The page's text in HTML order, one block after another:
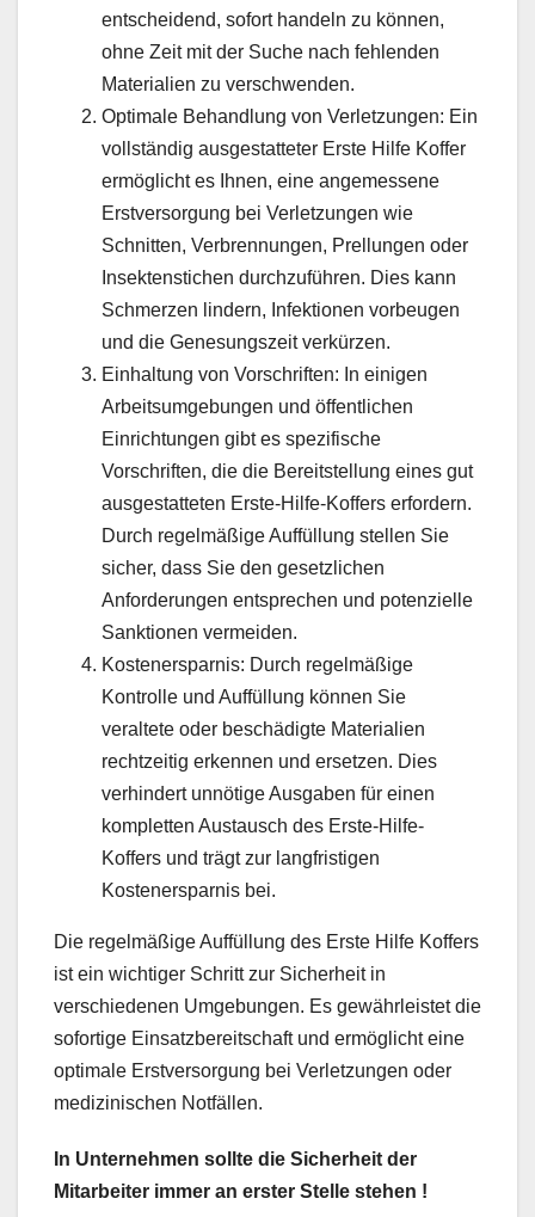
entscheidend, sofort handeln zu können,
ohne Zeit mit der Suche nach fehlenden
Materialien zu verschwenden.
Optimale Behandlung von Verletzungen: Ein
vollständig ausgestatteter Erste Hilfe Koffer
ermöglicht es Ihnen, eine angemessene
Erstversorgung bei Verletzungen wie
Schnitten, Verbrennungen, Prellungen oder
Insektenstichen durchzuführen. Dies kann
Schmerzen lindern, Infektionen vorbeugen
und die Genesungszeit verkürzen.
Einhaltung von Vorschriften: In einigen
Arbeitsumgebungen und öffentlichen
Einrichtungen gibt es spezifische
Vorschriften, die die Bereitstellung eines gut
ausgestatteten Erste-Hilfe-Koffers erfordern.
Durch regelmäßige Auffüllung stellen Sie
sicher, dass Sie den gesetzlichen
Anforderungen entsprechen und potenzielle
Sanktionen vermeiden.
Kostenersparnis: Durch regelmäßige
Kontrolle und Auffüllung können Sie
veraltete oder beschädigte Materialien
rechtzeitig erkennen und ersetzen. Dies
verhindert unnötige Ausgaben für einen
kompletten Austausch des Erste-Hilfe-
Koffers und trägt zur langfristigen
Kostenersparnis bei.
Die regelmäßige Auffüllung des Erste Hilfe Koffers
ist ein wichtiger Schritt zur Sicherheit in
verschiedenen Umgebungen. Es gewährleistet die
sofortige Einsatzbereitschaft und ermöglicht eine
optimale Erstversorgung bei Verletzungen oder
medizinischen Notfällen.
In Unternehmen sollte die Sicherheit der
Mitarbeiter immer an erster Stelle stehen !